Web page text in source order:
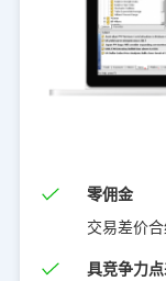
零佣金
交易差价
具竞争力